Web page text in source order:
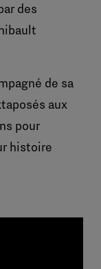
des
de sa
aux
pour
histoire